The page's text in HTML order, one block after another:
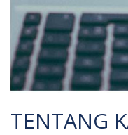
TENTANG